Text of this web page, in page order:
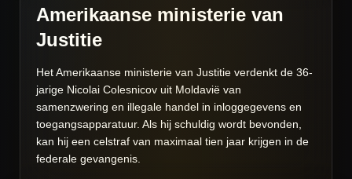
Amerikaanse ministerie van
Justitie
Het Amerikaanse ministerie van Justitie verdenkt de 36-
jarige Nicolai Colesnicov uit Moldavië van
samenzwering en illegale handel in inloggegevens en
toegangsapparatuur. Als hij schuldig wordt bevonden,
kan hij een celstraf van maximaal tien jaar krijgen in de
federale gevangenis.